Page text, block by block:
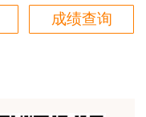
非常好
充分也非常有耐
成绩查询